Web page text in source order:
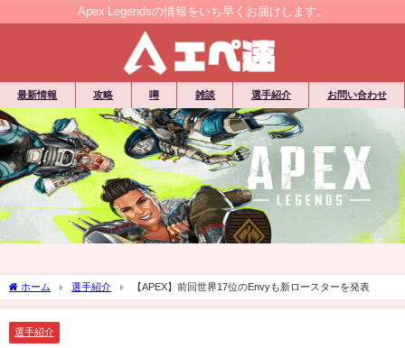
Apex Legendsの情報をいち早くお届けします。
最新情報 攻略 噂 雑談 選手紹介 お問い合わせ
ホーム 選手紹介 【APEX】前回世界17位のEnvyも新ロースターを発表
選手紹介